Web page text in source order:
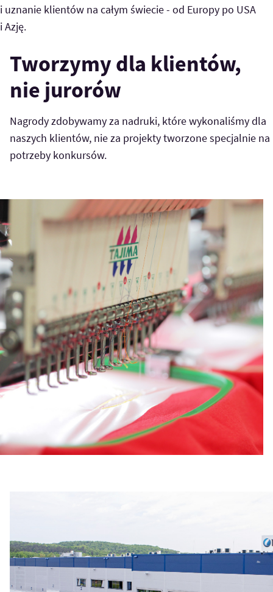
i uznanie klientów na całym świecie - od Europy po USA
i Azję.
Tworzymy dla klientów,
nie jurorów
Nagrody zdobywamy za nadruki, które wykonaliśmy dla
naszych klientów, nie za projekty tworzone specjalnie na
potrzeby konkursów.